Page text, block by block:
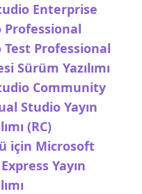
Enterprise
Professional
Test Professional
Sürüm Yazılımı
Community
Studio Yayın
(RC)
için Microsoft
Yayın